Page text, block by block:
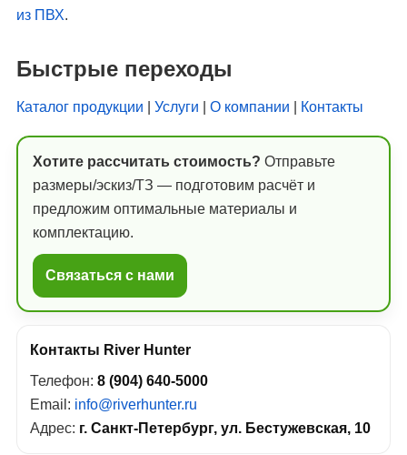
из ПВХ.
Быстрые переходы
Каталог продукции Услуги О компании Контакты
Хотите рассчитать стоимость? Отправьте
размеры/эскиз/ТЗ — подготовим расчёт и
предложим оптимальные материалы и
комплектацию.
Связаться с нами
Контакты River Hunter
Телефон: 8 (904) 640-5000
Email: info@riverhunter.ru
Адрес: г. Санкт-Петербург, ул. Бестужевская, 10